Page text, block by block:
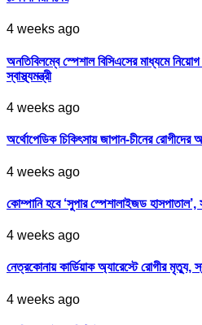
4 weeks ago
অনতিবিলম্বে স্পেশাল বিসিএসের মাধ্যমে
স্বাস্থ্যমন্ত্রী
4 weeks ago
অর্থোপেডিক চিকিৎসায় জাপান-চীনের রোগীদের
4 weeks ago
কোম্পানি হবে ‘সুপার স্পেশালাইজড
4 weeks ago
নেত্রকোনায় কার্ডিয়াক অ্যারেস্টে রোগীর মৃত্যু,
4 weeks ago